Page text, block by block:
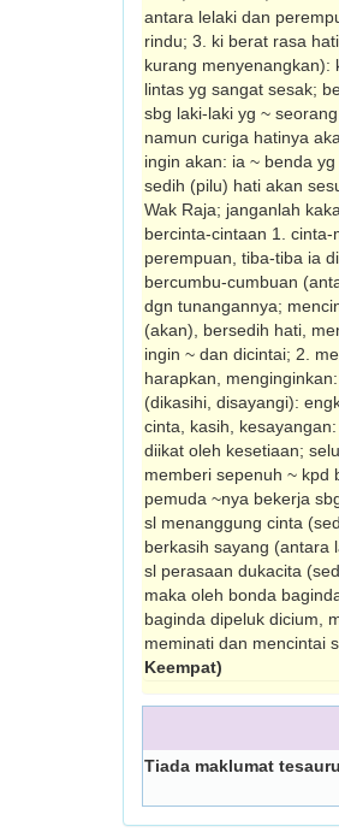
antara lelaki dan
rindu; 3. ki berat rasa
kurang menyenangkan):
lintas yg sangat sesak;
sbg laki-laki yg ~
namun curiga hatinya
ingin akan: ia ~ benda
sedih (pilu) hati akan
Wak Raja; janganlah
bercinta-cintaan 1.
perempuan, tiba-tiba ia
bercumbu-­cumbuan
dgn tunangannya;
(akan), bersedih hati,
ingin ~ dan dicintai; 2.
harapkan,
(dikasihi, disayangi):
cinta, kasih,
diikat oleh kesetiaan;
memberi sepenuh ~ kpd
pemuda ~nya bekerja
sl menanggung cinta
berkasih sayang (antara
sl perasaan dukacita
maka oleh bonda
baginda dipeluk dicium,
meminati dan mencintai
Keempat)
Tiada maklumat